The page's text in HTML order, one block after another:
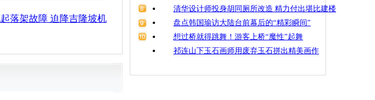
落架故障 迫降吉隆坡机
清华设计师投身胡同厕所改造 精力付出堪比建楼
盘点韩国瑜访大陆台前幕后的“精彩瞬间”
想过桥就得跳舞！游客上桥“魔性”起舞
祁连山下玉石画师用废弃玉石拼出精美画作